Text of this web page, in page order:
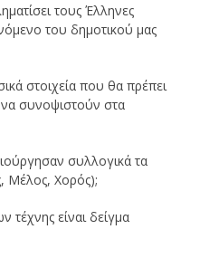
τους Έλληνες
του δημοτικού μας
στοιχεία που θα πρέπει
συνοψιστούν στα
συλλογικά τα
Μέλος, Χορός);
τέχνης είναι δείγμα